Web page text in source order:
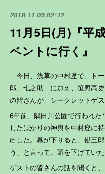
2018.11.05 02:12
11月5日(月)『平
ベントに行く』
今日、浅草の中村座で、ト
郎、七之助、に加え、笹野高
の皆さんが、シークレットゲ
6年前、隅田川公園で行われ
したばかりの神輿を中村座に
出した。幕が下りると、勘三
う」と言って、頭を下げていた
ゲストの皆さんの話を聞くと